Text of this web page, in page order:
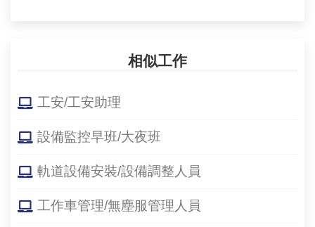
相似工作
工安/工安助理
設備監控早班/大夜班
軌道設備安裝/設備調整人員
工作車管理/無塵服管理人員